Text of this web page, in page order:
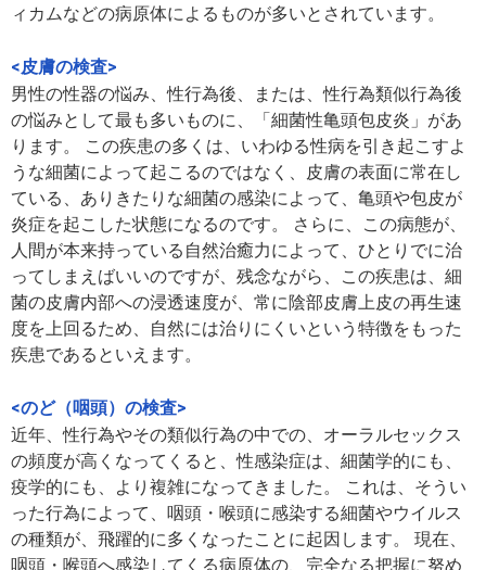
ィカムなどの病原体によるものが多いとされています。
<皮膚の検査>
男性の性器の悩み、性行為後、または、性行為類似行為後
の悩みとして最も多いものに、「細菌性亀頭包皮炎」があ
ります。 この疾患の多くは、いわゆる性病を引き起こすよ
うな細菌によって起こるのではなく、皮膚の表面に常在し
ている、ありきたりな細菌の感染によって、亀頭や包皮が
炎症を起こした状態になるのです。 さらに、この病態が、
人間が本来持っている自然治癒力によって、ひとりでに治
ってしまえばいいのですが、残念ながら、この疾患は、細
菌の皮膚内部への浸透速度が、常に陰部皮膚上皮の再生速
度を上回るため、自然には治りにくいという特徴をもった
疾患であるといえます。
<のど（咽頭）の検査>
近年、性行為やその類似行為の中での、オーラルセックス
の頻度が高くなってくると、性感染症は、細菌学的にも、
疫学的にも、より複雑になってきました。 これは、そうい
った行為によって、咽頭・喉頭に感染する細菌やウイルス
の種類が、飛躍的に多くなったことに起因します。 現在、
咽頭・喉頭へ感染してくる病原体の、完全なる把握に努め